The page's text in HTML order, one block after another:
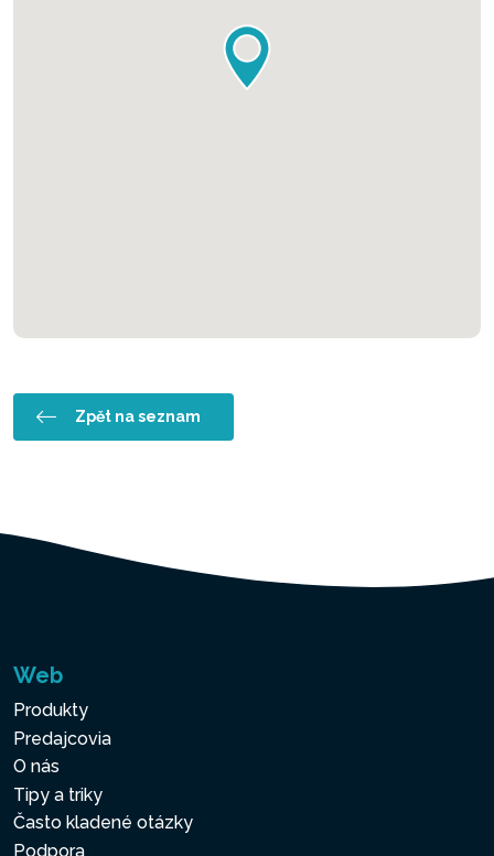
Zpět na seznam
Web
Produkty
Predajcovia
O nás
Tipy a triky
Často kladené otázky
Podpora